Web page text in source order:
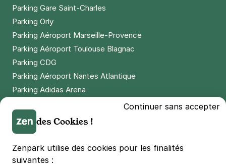
Parking Gare Saint-Charles
Parking Orly
Parking Aéroport Marseille-Provence
Parking Aéroport Toulouse Blagnac
Parking CDG
Parking Aéroport Nantes Atlantique
Parking Adidas Arena
Parking LDLC Arena
Parking Stade Pierre Mauroy
Parking Groupama Stadium
Parking Vélodrome
Continuer sans accepter
des Cookies !
Zenpark utilise des cookies pour les finalités
suivantes :